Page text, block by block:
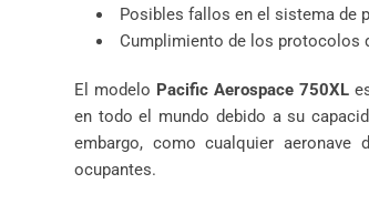
Posibles fallos en el sistema de
Cumplimiento de los protocolos
El modelo Pacific Aerospace 750XL
en todo el mundo debido a su
embargo, como cualquier aeronave
ocupantes.